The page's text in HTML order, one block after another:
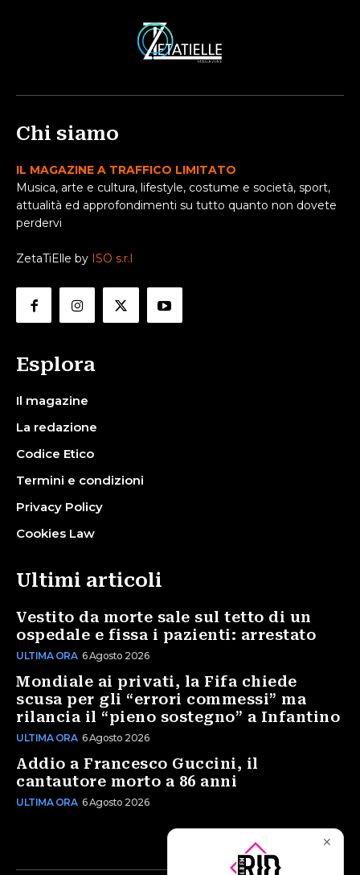
Chi siamo
IL MAGAZINE A TRAFFICO LIMITATO
Musica, arte e cultura, lifestyle, costume e società, sport,
attualità ed approfondimenti su tutto quanto non dovete
perdervi
ZetaTiElle by ISO s.r.l
Esplora
Il magazine
La redazione
Codice Etico
Termini e condizioni
Privacy Policy
Cookies Law
Ultimi articoli
Vestito da morte sale sul tetto di un
ospedale e fissa i pazienti: arrestato
ULTIMA ORA 6 Agosto 2026
Mondiale ai privati, la Fifa chiede
scusa per gli “errori commessi” ma
rilancia il “pieno sostegno” a Infantino
ULTIMA ORA 6 Agosto 2026
Addio a Francesco Guccini, il
cantautore morto a 86 anni
ULTIMA ORA 6 Agosto 2026
✕